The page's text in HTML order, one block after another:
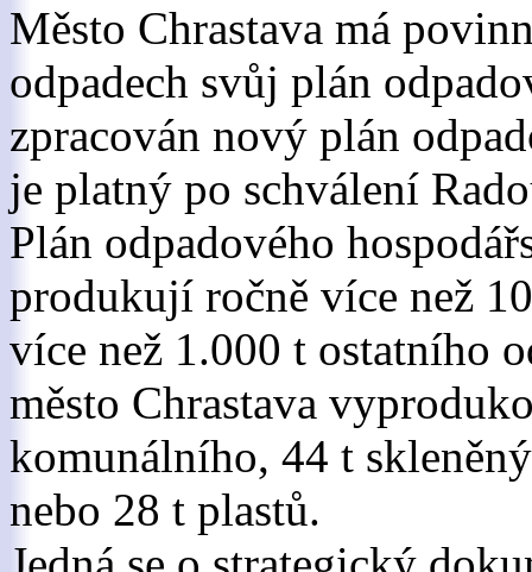
Město Chrastava má
odpadech svůj plán
zpracován nový plán
je platný po schválení
Plán odpadového
produkují ročně více než
více než 1.000 t ostatního
město Chrastava
komunálního, 44 t
nebo 28 t plastů.